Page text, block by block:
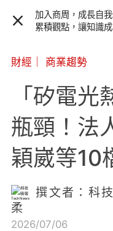
加入商周，成長自
累積觀點，讓知識
財經 商業趨勢
「矽電
瓶頸！法
穎崴等10
撰文者：科
柔
2026/07/06